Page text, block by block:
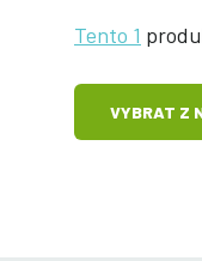
Tento 1
VYBRAT Z